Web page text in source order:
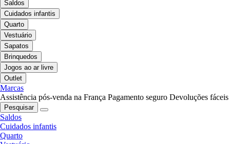
Saldos
Cuidados infantis
Quarto
Vestuário
Sapatos
Brinquedos
Jogos ao ar livre
Outlet
Marcas
Assistência pós-venda na França Pagamento seguro Devoluções fáceis
Pesquisar
Saldos
Cuidados infantis
Quarto